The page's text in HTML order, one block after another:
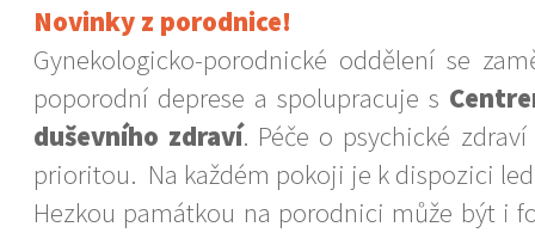
Novinky z porodnice!
Gynekologicko-porodnické oddělení se
poporodní deprese a spolupracuje s
duševního zdraví. Péče o psychické
prioritou. Na každém pokoji je k dispozici
Hezkou památkou na porodnici může být i